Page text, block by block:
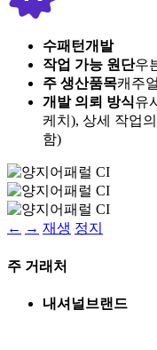
수패턴개발
작업 가능 원단우
주 생산품목캐주
개발 의뢰 방식유
케치), 상세 작업
함)
← → 재생 정지
주 거래처
내셔널브랜드